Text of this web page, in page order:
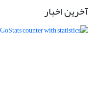
آخرین اخبار